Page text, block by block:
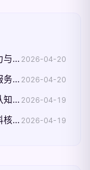
Ledger 在中长期链上服务场景中的能力与定位说明 2026-04-20
Ledger 长期使用场景中的设备能力与服务定位 2026-04-20
Ledger 自托管设备的使用边界与风险认知整理 2026-04-19
Ledger 自主管理设备的使用边界与资料核验整理 2026-04-19